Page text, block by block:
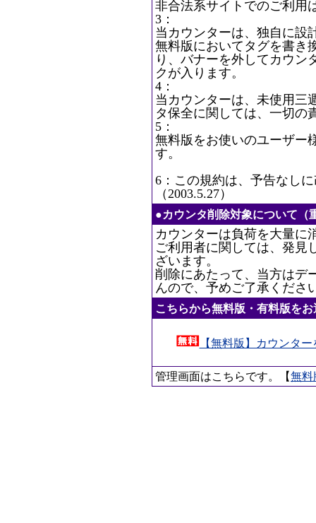
非合法系サイトでのご利用
3：
当カウンターは、独自に設
無料版においてタグを書き
り、バナーを外してカウン
クが入ります。
4：
当カウンターは、未使用三
タ保全に関しては、一切の
5：
無料版をお使いのユーザー
す。
6：この規約は、予告なし
（2003.5.27）
●カウンタ削除対象について（
カウンターは負荷を大量に
ご利用者に関しては、発見
ざいます。
削除にあたって、当方はデ
んので、予めご了承くださ
こちらから無料版・有料版を
【無料版】カウンタ
管理画面はこちらです。【無料